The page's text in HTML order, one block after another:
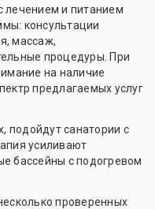
лечением и питанием
консультации
массаж,
процедуры. При
на наличие
предлагаемых услуг
подойдут санатории с
усиливают
бассейны с подогревом
проверенных